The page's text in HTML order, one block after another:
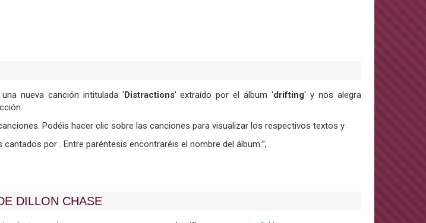
nueva canción intitulada 'Distractions' extraído por el álbum 'drifting' y nos alegra
Podéis hacer clic sobre las canciones para visualizar los respectivos textos y
por . Entre paréntesis encontraréis el nombre del álbum:”;
DILLON CHASE